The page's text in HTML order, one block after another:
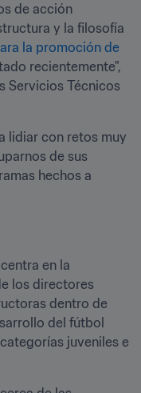
de acción
y la filosofía
la promoción de
recientemente",
Servicios Técnicos
lidiar con retos muy
de sus
hechos a
en la
los directores
dentro de
del fútbol
juveniles e